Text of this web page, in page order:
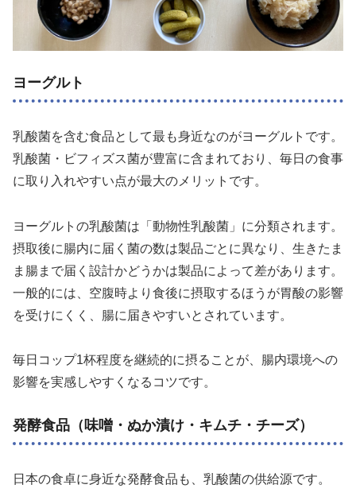
ヨーグルト
乳酸菌を含む食品として最も身近なのがヨーグルトです。
乳酸菌・ビフィズス菌が豊富に含まれており、毎日の食事
に取り入れやすい点が最大のメリットです。
ヨーグルトの乳酸菌は「動物性乳酸菌」に分類されます。
摂取後に腸内に届く菌の数は製品ごとに異なり、生きたま
ま腸まで届く設計かどうかは製品によって差があります。
一般的には、空腹時より食後に摂取するほうが胃酸の影響
を受けにくく、腸に届きやすいとされています。
毎日コップ1杯程度を継続的に摂ることが、腸内環境への
影響を実感しやすくなるコツです。
発酵食品（味噌・ぬか漬け・キムチ・チーズ）
日本の食卓に身近な発酵食品も、乳酸菌の供給源です。